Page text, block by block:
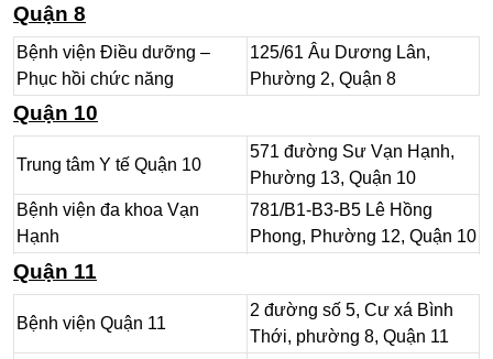
Quận 8
Bệnh viện Điều dưỡng –
Phục hồi chức năng
125/61 Âu Dương Lân,
Phường 2, Quận 8
Bệnh viện Quận 8
8
Quận 10
Trung tâm Y tế Quận 10
571 đường Sư Vạn Hạnh,
Phường 13, Quận 10
Bệnh viện đa khoa Vạn
Hạnh
781/B1-B3-B5 Lê Hồng
Phong, Phường 12, Quận 10
Phòng khám đa khoa thuộc
Trường đại học Y khoa
Phạm Ngọc Thạch
12, Quận 10
Phòng khám đa khoa Quốc
522-524 Nguyễn Chí Thanh,
Quận 11
Bệnh viện Quận 11
2 đường số 5, Cư xá Bình
Thới, phường 8, Quận 11